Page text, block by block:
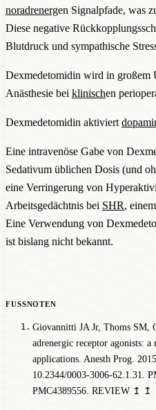
noradrenergen Signalpfade, was
Diese negative
Blutdruck und sympathische
Dexmedetomidin wird in großem
Anästhesie bei klinischen
Dexmedetomidin aktiviert
Eine intravenöse Gabe von
Sedativum üblichen Dosis (und
eine Verringerung von
Arbeitsgedächtnis bei SHR,
Eine Verwendung von
ist bislang nicht bekannt.
Giovannitti JA Jr, Thoms SM,
adrenergic receptor agonists:
applications. Anesth Prog.
10.2344/0003-3006-62.1.31.
PMC4389556. REVIEW ↥ ↥